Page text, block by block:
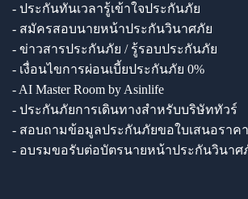
- ประกันทันเวลารู้เข้าใจประกันภัย
- สมัครสอบนายหน้าประกันวินาศภัย
- ข่าวสารประกันภัย / รู้รอบประกันภัย
- เงื่อนไขการผ่อนเบี้ยประกันภัย 0%
- AI Master Room by Asinlife
- ประกันภัยการเดินทางสำหรับบริษัททัวร์
- สอบถามข้อมูลประกันภัยขอใบเสนอราคา
- อบรมขอรับต่อบัตรนายหน้าประกันวินาศ